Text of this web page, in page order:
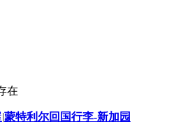
在
|蒙特利尔回国行李-新加园